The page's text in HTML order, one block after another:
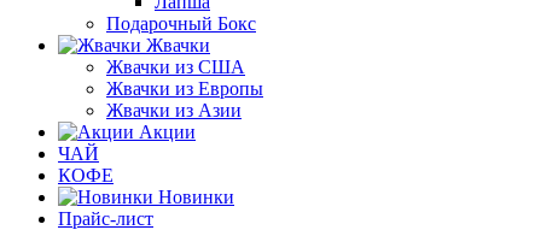
Подарочный Бокс
Жвачки
Жвачки из США
Жвачки из Европы
Жвачки из Азии
Акции
ЧАЙ
КОФЕ
Новинки
Прайс-лист